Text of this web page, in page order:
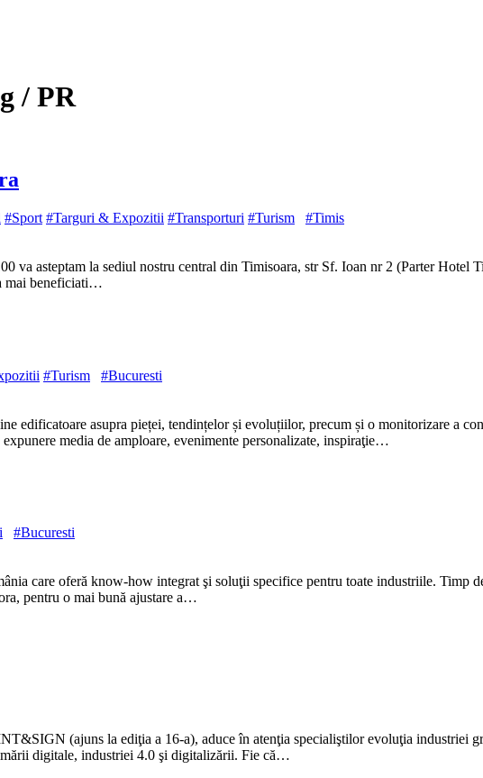
/ PR
#Sport #Targuri & Expozitii #Transporturi #Turism
#Timis
va asteptam la sediul nostru central din Timisoara, str Sf. Ioan nr 2 (Parter Hotel
mai beneficiati…
#Turism
#Bucuresti
edificatoare asupra pieței, tendințelor și evoluțiilor, precum și o monitorizare a
media de amploare, evenimente personalizate, inspiraţie…
#Bucuresti
care oferă know-how integrat şi soluţii specifice pentru toate industriile.
pentru o mai bună ajustare a…
(ajuns la ediţia a 16-a), aduce în atenţia specialiştilor evoluţia industriei
digitale, industriei 4.0 şi digitalizării. Fie că…